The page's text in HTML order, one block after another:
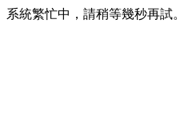
系統繁忙中，請稍等幾秒再試。